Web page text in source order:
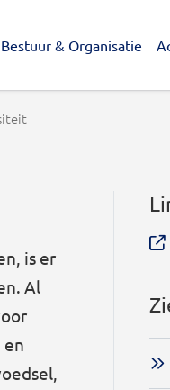
Bestuur & Organisatie
is er
Al
en